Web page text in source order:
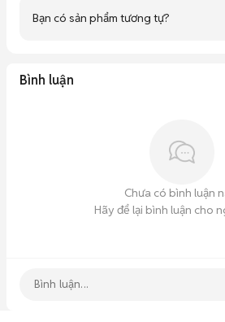
Bạn có sản phẩm tương tự?
Bình luận
Chưa có bình luận
Hãy để lại bình luận cho